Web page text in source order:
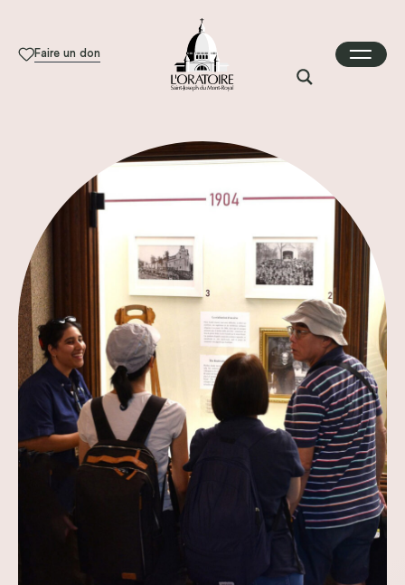
Faire un don